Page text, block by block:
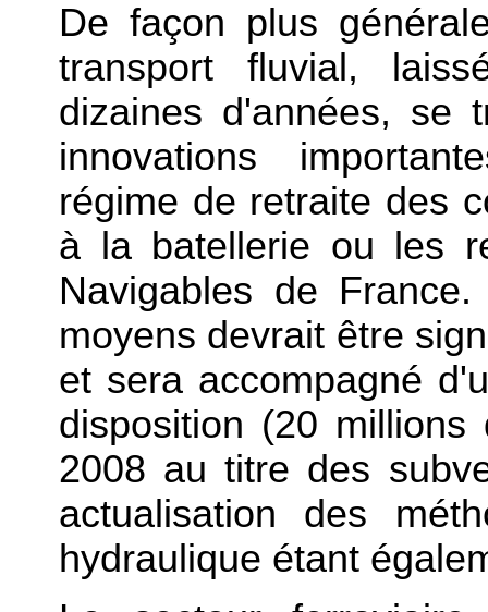
De façon plus
transport fluvial,
dizaines d'années, se
innovations
régime de retraite des
à la batellerie ou les
Navigables de
moyens devrait être
et sera accompagné
disposition (20
2008 au titre des
actualisation des
hydraulique étant